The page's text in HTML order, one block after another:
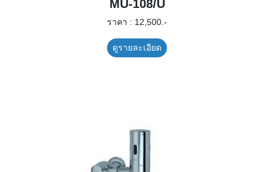
MU-108/U
ราคา : 12,500.-
ดูรายละเอียด